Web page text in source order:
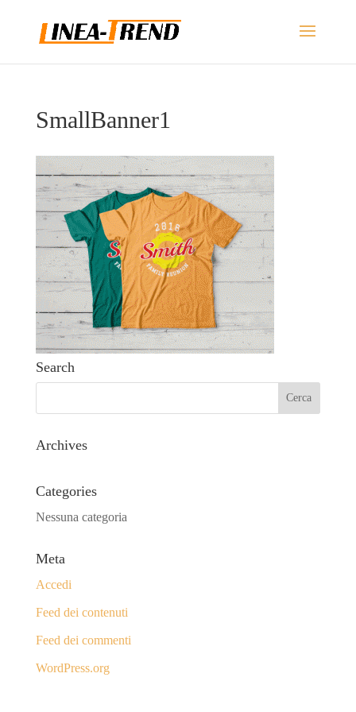
SmallBanner1
Search
Archives
Categories
Nessuna categoria
Meta
Accedi
Feed dei contenuti
Feed dei commenti
WordPress.org